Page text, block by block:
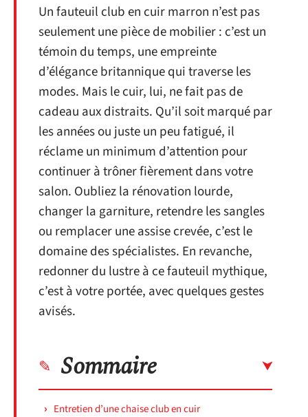
Un fauteuil club en cuir marron n’est pas
seulement une pièce de mobilier : c’est un
témoin du temps, une empreinte
d’élégance britannique qui traverse les
modes. Mais le cuir, lui, ne fait pas de
cadeau aux distraits. Qu’il soit marqué par
les années ou juste un peu fatigué, il
réclame un minimum d’attention pour
continuer à trôner fièrement dans votre
salon. Oubliez la rénovation lourde,
changer la garniture, retendre les sangles
ou remplacer une assise crevée, c’est le
domaine des spécialistes. En revanche,
redonner du lustre à ce fauteuil mythique,
c’est à votre portée, avec quelques gestes
avisés.
Sommaire
Entretien d’une chaise club en cuir